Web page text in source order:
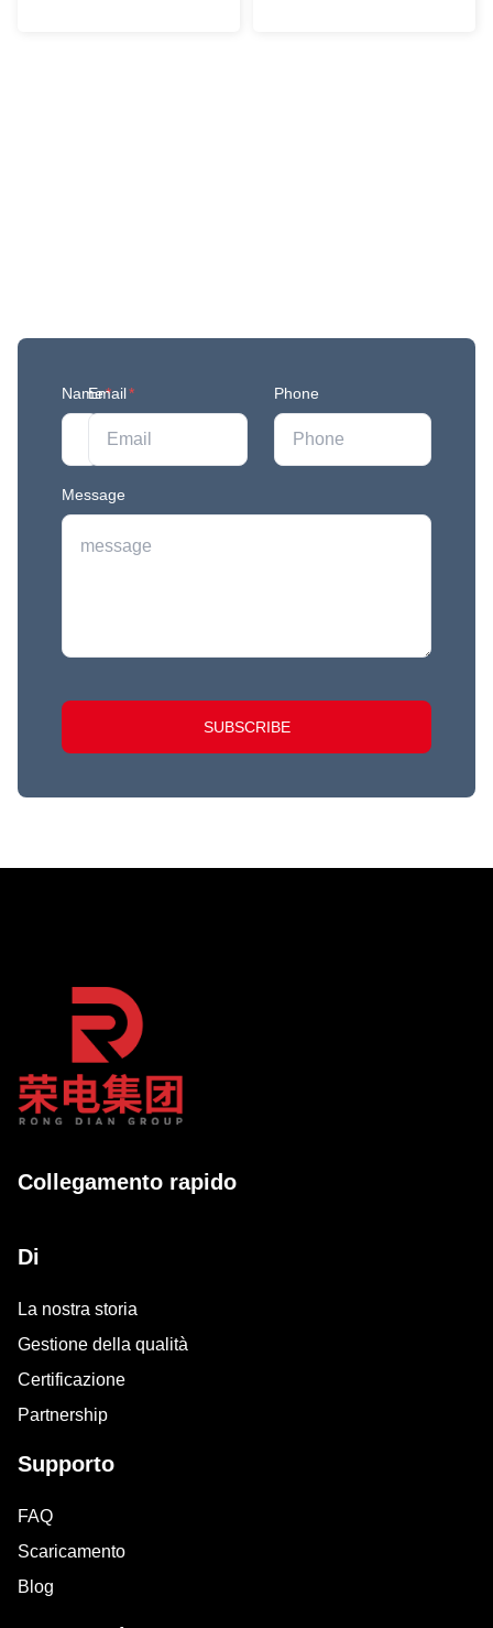
Name*
Email* Phone
Message
SUBSCRIBE
Collegamento rapido
Di
La nostra storia
Gestione della qualità
Certificazione
Partnership
Supporto
FAQ
Scaricamento
Blog